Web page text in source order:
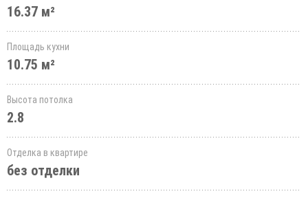
16.37 м²
Площадь кухни
10.75 м²
Высота потолка
2.8
Отделка в квартире
без отделки